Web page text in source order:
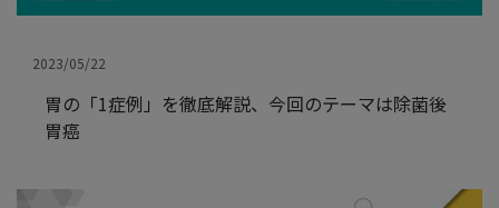
2023/05/22
胃の「1症例」を徹底解説、今回のテーマは除菌後
胃癌